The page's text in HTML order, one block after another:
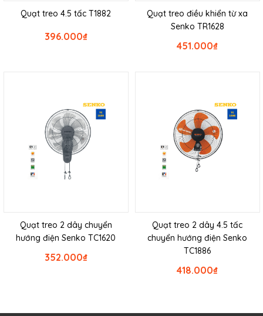
Quạt treo 4.5 tấc T1882
₫
396.000
Quạt treo điều khiển từ xa
Senko TR1628
₫
451.000
Quạt treo 2 dây chuyển
hướng điện Senko TC1620
₫
352.000
Quạt treo 2 dây 4.5 tấc
chuyển hướng điện Senko
TC1886
₫
418.000